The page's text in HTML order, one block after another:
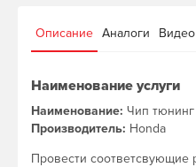
Описание Аналоги Видео
Наименование услуги
Наименование: Чип
Производитель: Honda
Провести соответсвующие